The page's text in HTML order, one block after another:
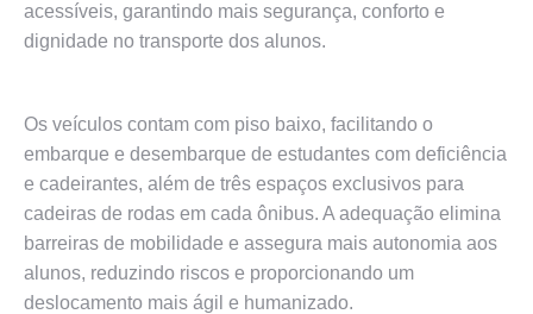
acessíveis, garantindo mais segurança, conforto e
dignidade no transporte dos alunos.
Os veículos contam com piso baixo, facilitando o
embarque e desembarque de estudantes com deficiência
e cadeirantes, além de três espaços exclusivos para
cadeiras de rodas em cada ônibus. A adequação elimina
barreiras de mobilidade e assegura mais autonomia aos
alunos, reduzindo riscos e proporcionando um
deslocamento mais ágil e humanizado.